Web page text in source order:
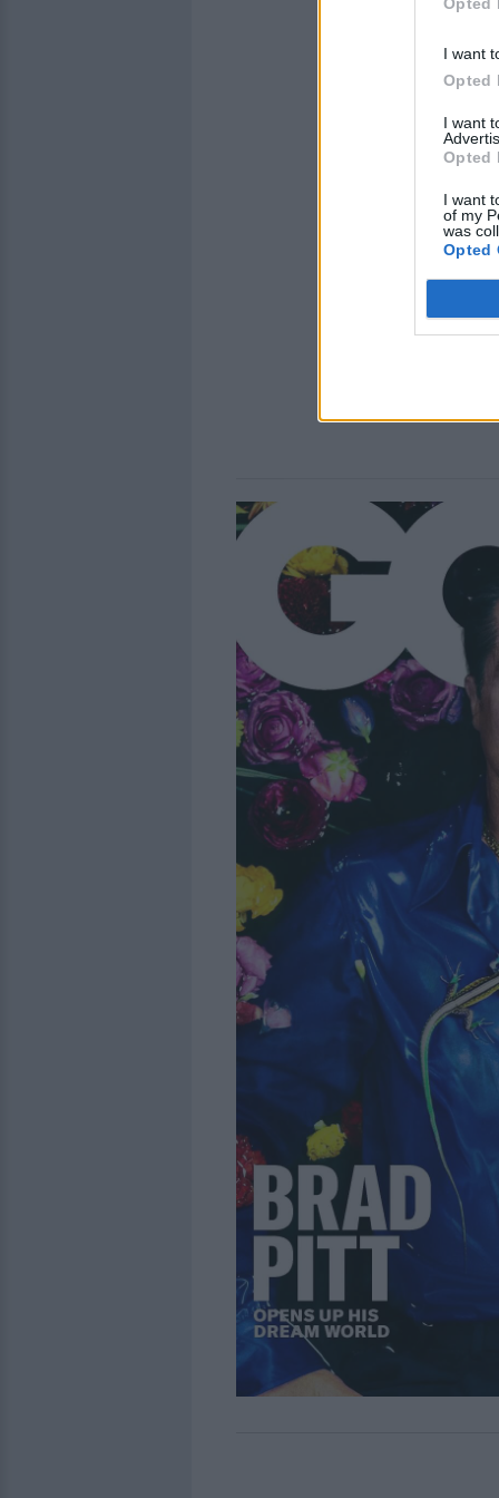
I want
Opted
I want
Opted
I want
of my
was
Opted